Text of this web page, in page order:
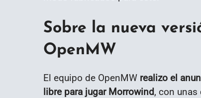
Sobre la nueva
OpenMW
El equipo de OpenMW realizo el
libre para jugar Morrowind, con